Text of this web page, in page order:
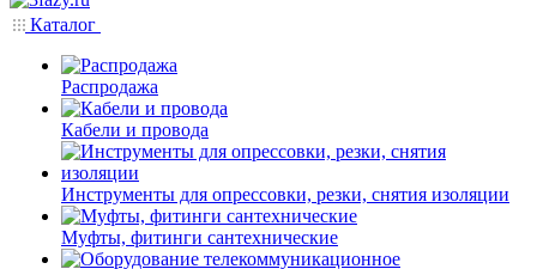
Каталог
Распродажа
Кабели и провода
Инструменты для опрессовки, резки, снятия изоляции
Муфты, фитинги сантехнические